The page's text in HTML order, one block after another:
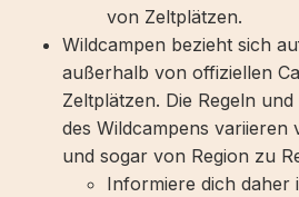
von Zeltplätzen.
Wildcampen bezieht sich
außerhalb von offiziellen
Zeltplätzen. Die Regeln
des Wildcampens variieren
und sogar von Region zu
Informiere dich daher